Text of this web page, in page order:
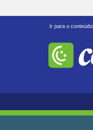
Ir para o conteúdo